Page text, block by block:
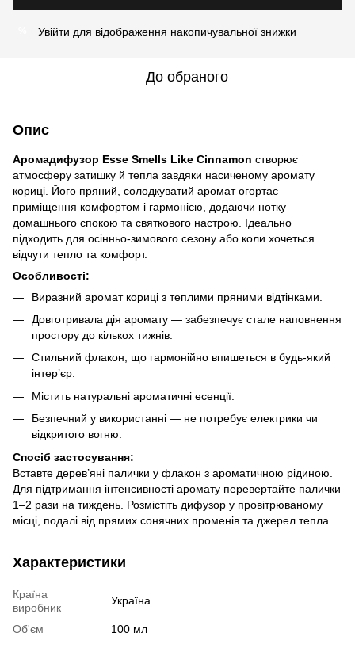
Увійти для відображення накопичувальної знижки
До обраного
Опис
Аромадифузор Esse Smells Like Cinnamon створює
атмосферу затишку й тепла завдяки насиченому аромату
кориці. Його пряний, солодкуватий аромат огортає
приміщення комфортом і гармонією, додаючи нотку
домашнього спокою та святкового настрою. Ідеально
підходить для осінньо-зимового сезону або коли хочеться
відчути тепло та комфорт.
Особливості:
Виразний аромат кориці з теплими пряними відтінками.
Довготривала дія аромату — забезпечує стале наповнення
простору до кількох тижнів.
Стильний флакон, що гармонійно впишеться в будь-який
інтер’єр.
Містить натуральні ароматичні есенції.
Безпечний у використанні — не потребує електрики чи
відкритого вогню.
Спосіб застосування:
Вставте дерев’яні палички у флакон з ароматичною рідиною.
Для підтримання інтенсивності аромату перевертайте палички
1–2 рази на тиждень. Розмістіть дифузор у провітрюваному
місці, подалі від прямих сонячних променів та джерел тепла.
Характеристики
Країна
виробник
Україна
Об'єм 100 мл